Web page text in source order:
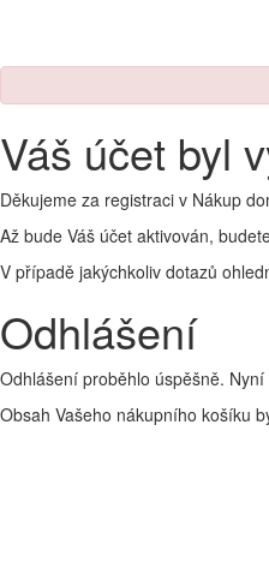
Váš účet byl
Děkujeme za registraci v Nákup
Až bude Váš účet aktivován,
V případě jakýchkoliv dotazů
Odhlášení
Odhlášení proběhlo úspěšně.
Obsah Vašeho nákupního košíku